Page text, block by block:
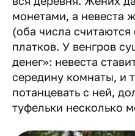
монетами, а невеста
(оба числа
платков. У венгров
денег»: невеста
середину комнаты, и
потанцевать с ней,
туфельки несколько